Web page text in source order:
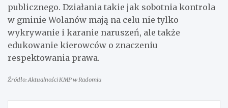
publicznego. Działania takie jak sobotnia kontrola
w gminie Wolanów mają na celu nie tylko
wykrywanie i karanie naruszeń, ale także
edukowanie kierowców o znaczeniu
respektowania prawa.
Źródło: Aktualności KMP w Radomiu